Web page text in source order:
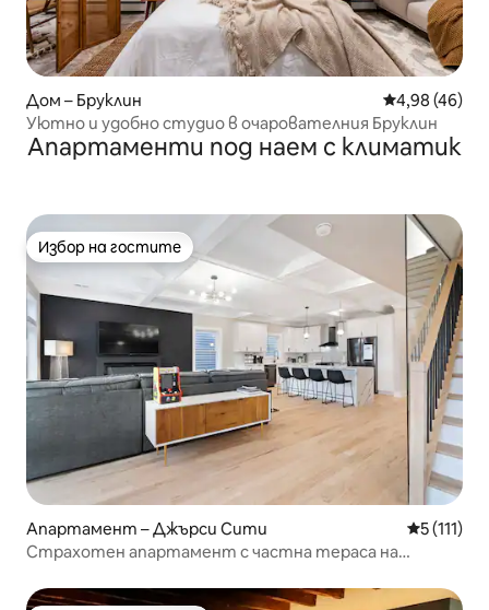
Дом – Бруклин Средна
4,98 (46)
Уютно и удобно студио в очарователния Бруклин
Апартаменти под наем с климатик
Избор на гостите
Избор на гостите
Апартамент – Джърси Сити Средна
5 (111)
Страхотен апартамент с частна тераса на